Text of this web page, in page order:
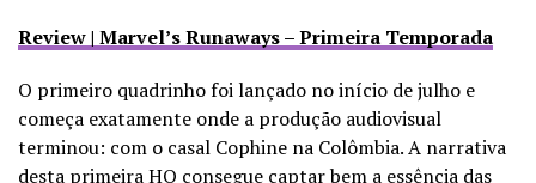
Review | Marvel’s Runaways – Primeira Temporada
O primeiro quadrinho foi lançado no início de julho e
começa exatamente onde a produção audiovisual
terminou: com o casal Cophine na Colômbia. A narrativa
desta primeira HQ consegue captar bem a essência das